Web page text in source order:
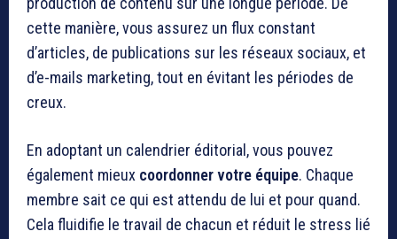
cette manière, vous assurez un flux constant
d’articles, de publications sur les réseaux sociaux, et
d’e-mails marketing, tout en évitant les périodes de
creux.
En adoptant un calendrier éditorial, vous pouvez
également mieux coordonner votre équipe. Chaque
membre sait ce qui est attendu de lui et pour quand.
Cela fluidifie le travail de chacun et réduit le stress lié